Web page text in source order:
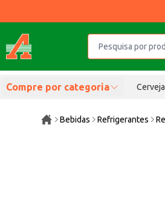
Compre por categoria
Bebidas Refrigerantes